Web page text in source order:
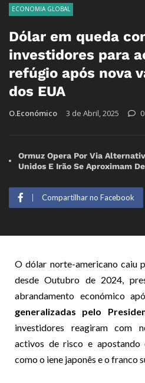
ECONOMIA GLOBAL
Dólar em queda
investidores para
refúgio após nova
dos EUA
O.Económico 3 de Abril, 2025 0
Ormuz Opera Por Via
Unidos E Irão Se Aproximam
Compartilhar no Facebook
O dólar norte-americano caiu
desde Outubro de 2024,
abrandamento económico
generalizadas pelo
investidores reagiram com
activos de risco e apostando
como o iene japonês e o franco